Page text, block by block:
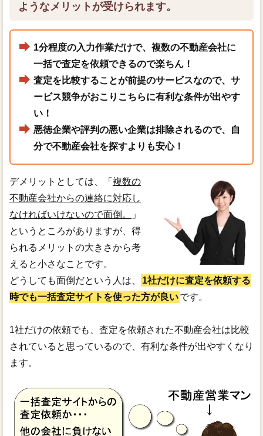
ようなメリットが受けられます。
1分程度の入力作業だけで、複数の不動産会社に
一括で査定を依頼できるので楽ちん！
査定を比較することが前提のサービスなので、サ
ービス競争がおこりこちらに有利な条件が出やす
い！
悪徳企業や評判の悪い企業は排除されるので、自
分で不動産会社を探すよりも安心！
デメリットとしては、「 複数の
不動産会社からの連絡に対応し
なければいけないので面倒。
」
というところがありますが、得
られるメリットの大きさから考
えると小さなことです。
どうしても面倒だという人は、
1社だけに査定を依頼する
時でも一括査定サイトを使った方が良いです。
1社だけの依頼でも、査定を依頼された不動産会社は比較
されていると思っているので、有利な条件が出やすくなり
ます。